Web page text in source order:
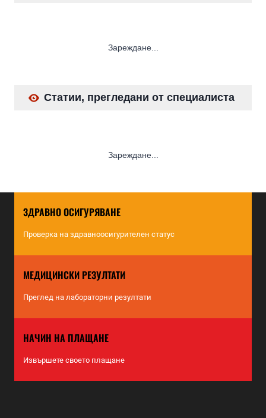
Зареждане...
Статии, прегледани от специалиста
Зареждане...
ЗДРАВНО ОСИГУРЯВАНЕ
Проверка на здравноосигурителен статус
МЕДИЦИНСКИ РЕЗУЛТАТИ
Преглед на лабораторни резултати
НАЧИН НА ПЛАЩАНЕ
Извършете своето плащане